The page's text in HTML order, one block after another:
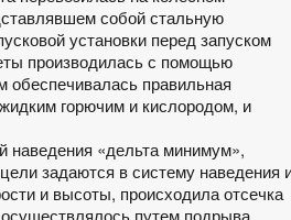
собой стальную
установки перед запуском
производилась с помощью
обеспечивалась правильная
горючим и кислородом, и
наведения «дельта минимум»,
задаются в систему наведения
и высоты, происходила отсечка
путем подрыва